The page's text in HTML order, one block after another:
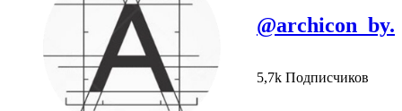
@archicon_by.
5,7k Подписчиков